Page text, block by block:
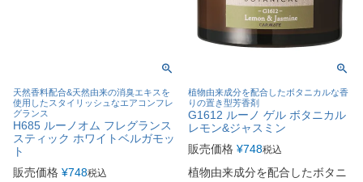
天然香料配合&天然由来の消臭エキスを
使用したスタイリッシュなエアコンフレ
グランス
H685 ルーノオム フレグランス
スティック ホワイトベルガモッ
ト
販売価格 ¥748税込
植物由来成分を配合したボタニカルな香
りの置き型芳香剤
G1612 ルーノ ゲル ボタニカル
レモン&ジャスミン
販売価格 ¥748税込
植物由来成分を配合したボタニ